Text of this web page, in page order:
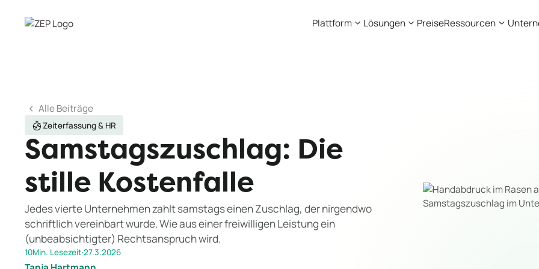
Plattform Lösungen PreiseRessourcen
Alle Beiträge
Zeiterfassung & HR
Samstagszuschlag: Die
stille Kostenfalle
Jedes vierte Unternehmen zahlt samstags einen Zuschlag, der nirgendwo
schriftlich vereinbart wurde. Wie aus einer freiwilligen Leistung ein
(unbeabsichtigter) Rechtsanspruch wird.
10Min. Lesezeit·27.3.2026